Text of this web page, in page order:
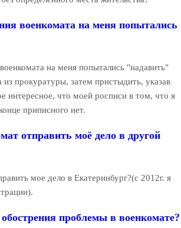
военкомата на меня попытались
на меня попытались "надавить"
прокуратуры, затем пристыдить, указав
интересное, что моей росписи в том, что я
приписного нет.
отправить моё дело в другой
мое дело в Екатеринбург?(с 2012г. я
проблемы в военкомате?